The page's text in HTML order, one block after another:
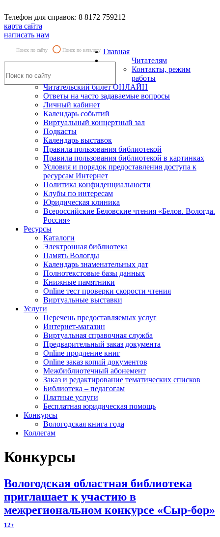
Телефон для справок: 8 8172 759212
карта сайта
написать нам
Поиск по сайту Поиск по каталогу Главная
Читателям
Контакты, режим
работы
Читательский билет ОНЛАЙН
Ответы на часто задаваемые вопросы
Личный кабинет
Календарь событий
Виртуальный концертный зал
Подкасты
Календарь выставок
Правила пользования библиотекой
Правила пользования библиотекой в картинках
Условия и порядок предоставления доступа к
ресурсам Интернет
Политика конфиденциальности
Клубы по интересам
Юридическая клиника
Всероссийские Беловские чтения «Белов. Вологда.
Россия»
Ресурсы
Каталоги
Электронная библиотека
Память Вологды
Календарь знаменательных дат
Полнотекстовые базы данных
Книжные памятники
Online тест проверки скорости чтения
Виртуальные выставки
Услуги
Перечень предоставляемых услуг
Интернет-магазин
Виртуальная справочная служба
Предварительный заказ документа
Online продление книг
Online заказ копий документов
Межбиблиотечный абонемент
Заказ и редактирование тематических списков
Библиотека – педагогам
Платные услуги
Бесплатная юридическая помощь
Конкурсы
Вологодская книга года
Коллегам
Конкурсы
Вологодская областная библиотека
приглашает к участию в
межрегиональном конкурсе «Сыр-бор»
12+